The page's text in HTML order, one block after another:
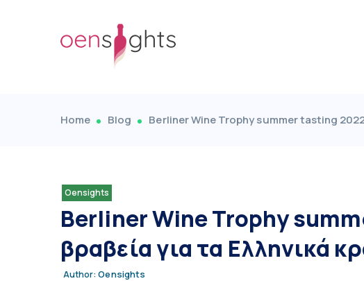
Home Blog Berliner Wine Trophy summer tasting 2022
Oensights
Berliner Wine Trophy
βραβεία για τα Ελληνικά
Author: Oensights